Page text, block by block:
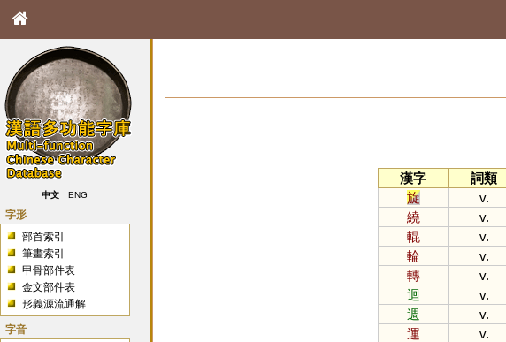
中文 ENG
字形
部首索引
筆畫索引
甲骨部件表
金文部件表
形義源流通解
字音
漢字
詞類
旋
v.
繞
v.
輥
v.
輪
v.
轉
v.
迴
v.
週
v.
運
v.